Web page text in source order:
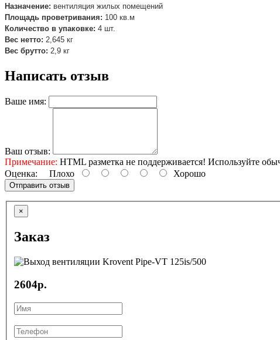
Назначение: вентиляция жилых помещений
Площадь проветривания: 100 кв.м
Количество в упаковке: 4 шт.
Вес нетто: 2,645 кг
Вес брутто: 2,9 кг
Написать отзыв
Ваше имя:
Ваш отзыв:
Примечание: HTML разметка не поддерживается! Используйте
Оценка: Плохо Хорошо
Отправить отзыв
×
Заказ
2604р.